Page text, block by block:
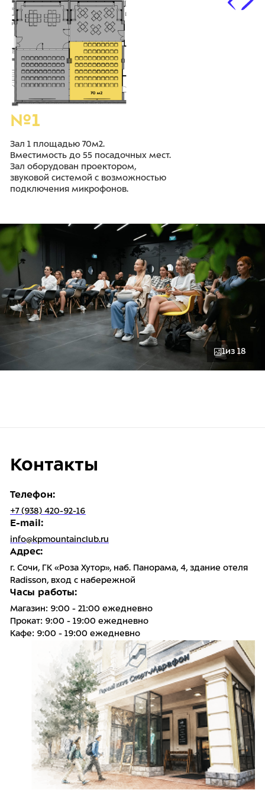
№1
Зал 1 площадью 70м2.
Вместимость до 55 посадочных мест.
Зал оборудован проектором,
звуковой системой с возможностью
подключения микрофонов.
1из 18
Контакты
Телефон:
+7 (938) 420-92-16
E-mail:
info@kpmountainclub.ru
Адрес:
г. Сочи, ГК «Роза Хутор», наб. Панорама, 4, здание отеля
Radisson, вход с набережной
Часы работы:
Магазин: 9:00 - 21:00 ежедневно
Прокат: 9:00 - 19:00 ежедневно
Кафе: 9:00 - 19:00 ежедневно